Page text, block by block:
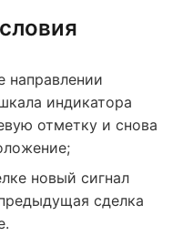
направлении
индикатора
отметку и снова
новый сигнал
сделка